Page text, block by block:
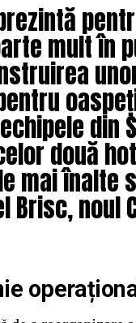
mult în
din
două
mai înalte
Brisc, noul